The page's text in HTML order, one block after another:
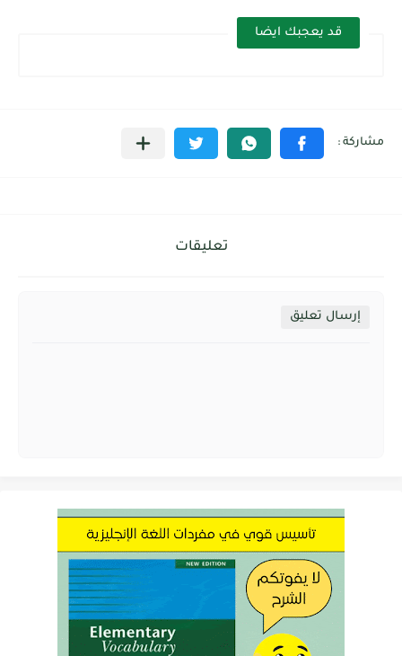
قد يعجبك ايضا
تعليقات
إرسال تعليق